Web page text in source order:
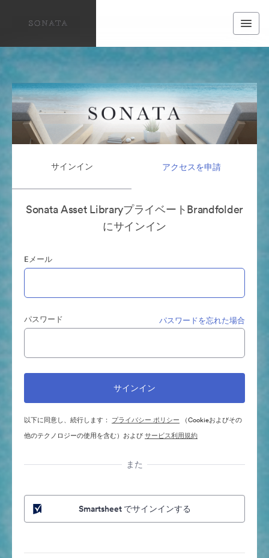
サインイン アクセスを申請
Sonata Asset LibraryプライベートBrandfolder
にサインイン
Eメール
パスワード パスワードを忘れた場合
以下に同意し、続行します： プライバシー ポリシー （Cookieおよびその
他のテクノロジーの使用を含む）およびサービス利用規約
また
Smartsheet でサインインする